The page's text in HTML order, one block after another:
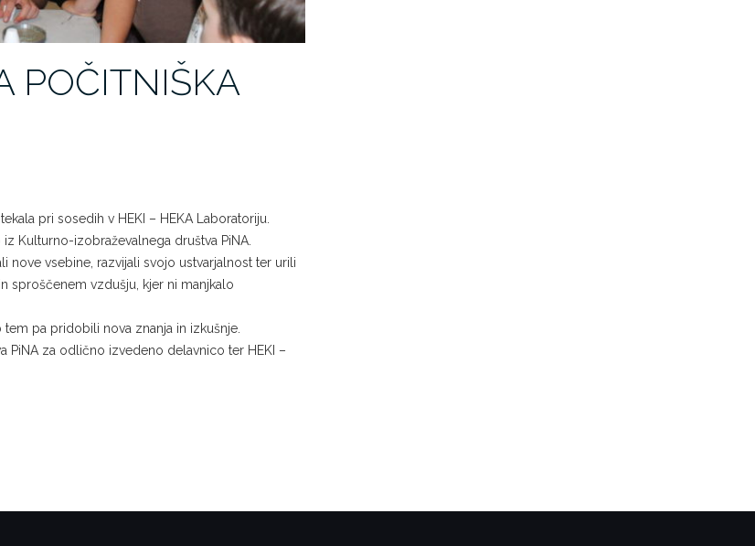
POČITNIŠKA
pri sosedih v HEKI – HEKA Laboratoriju.
Kulturno-izobraževalnega društva PiNA.
nove vsebine, razvijali svojo ustvarjalnost ter urili
sproščenem vzdušju, kjer ni manjkalo
pa pridobili nova znanja in izkušnje.
PiNA za odlično izvedeno delavnico ter HEKI –